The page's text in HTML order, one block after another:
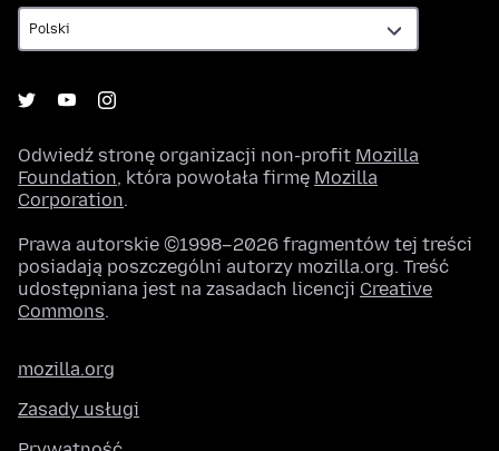
Odwiedź stronę organizacji non-profit Mozilla
Foundation, która powołała firmę Mozilla
Corporation.
Prawa autorskie ©1998–2026 fragmentów tej treści
posiadają poszczególni autorzy mozilla.org. Treść
udostępniana jest na zasadach licencji Creative
Commons.
mozilla.org
Zasady usługi